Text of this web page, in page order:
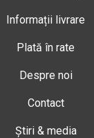
Informații livrare
Plată în rate
Despre noi
Contact
Știri & media